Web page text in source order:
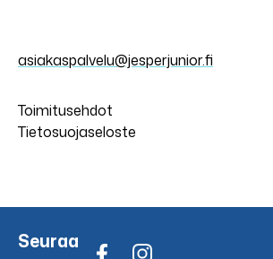
asiakaspalvelu@jesperjunior.fi
Toimitusehdot
Tietosuojaseloste
Seuraa